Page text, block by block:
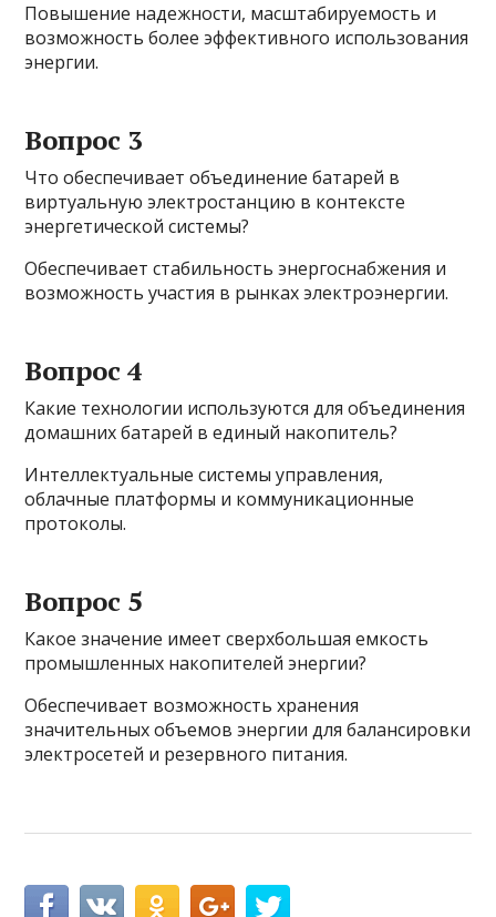
Повышение надежности, масштабируемость и
возможность более эффективного использования
энергии.
Вопрос 3
Что обеспечивает объединение батарей в
виртуальную электростанцию в контексте
энергетической системы?
Обеспечивает стабильность энергоснабжения и
возможность участия в рынках электроэнергии.
Вопрос 4
Какие технологии используются для объединения
домашних батарей в единый накопитель?
Интеллектуальные системы управления,
облачные платформы и коммуникационные
протоколы.
Вопрос 5
Какое значение имеет сверхбольшая емкость
промышленных накопителей энергии?
Обеспечивает возможность хранения
значительных объемов энергии для балансировки
электросетей и резервного питания.